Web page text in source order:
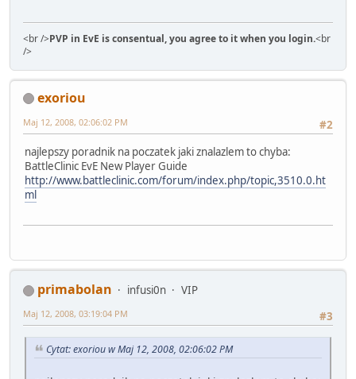
<br />PVP in EvE is consentual, you agree to it when you login.<br
/>
exoriou
#2
Maj 12, 2008, 02:06:02 PM
najlepszy poradnik na poczatek jaki znalazlem to chyba:
BattleClinic EvE New Player Guide
http://www.battleclinic.com/forum/index.php/topic,3510.0.ht
ml
primabolan infusi0n
VIP
#3
Maj 12, 2008, 03:19:04 PM
Cytat: exoriou w Maj 12, 2008, 02:06:02 PM